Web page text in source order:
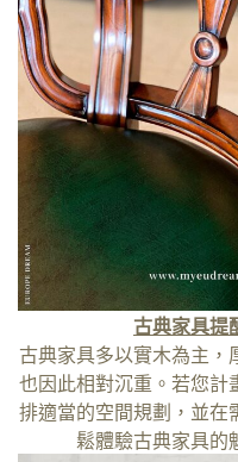
古典家具提
古典家具多以實木為主，
也因此相對沉重。若您計
排適當的空間規劃，並在
鬆體驗古典家具的